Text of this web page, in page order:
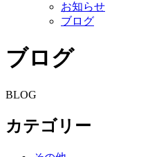
お知らせ
ブログ
ブログ
BLOG
カテゴリー